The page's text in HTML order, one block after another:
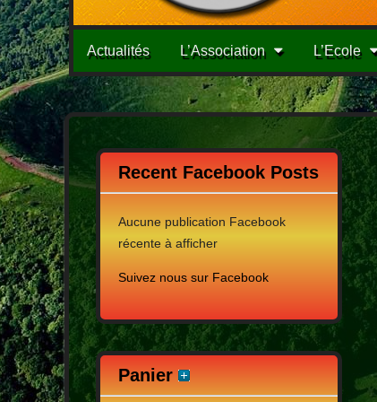
Menu
principale
contenu
Actualités L’Association L’Ecole
Recent Facebook Posts
Aucune publication Facebook
récente à afficher
Suivez nous sur Facebook
Panier